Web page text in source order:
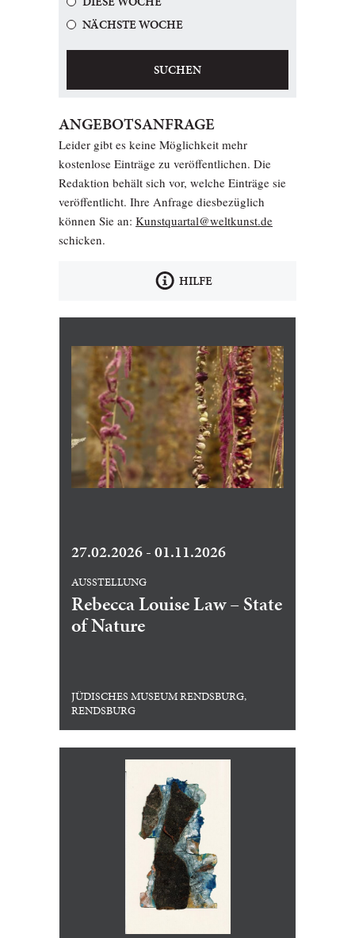
NÄCHSTE WOCHE
SUCHEN
ANGEBOTSANFRAGE
Leider gibt es keine Möglichkeit mehr
kostenlose Einträge zu veröffentlichen. Die
Redaktion behält sich vor, welche Einträge sie
veröffentlicht. Ihre Anfrage diesbezüglich
können Sie an: Kunstquartal@weltkunst.de
schicken.
HILFE
27.02.2026 - 01.11.2026
AUSSTELLUNG
Rebecca Louise Law – State
of Nature
JÜDISCHES MUSEUM RENDSBURG,
RENDSBURG